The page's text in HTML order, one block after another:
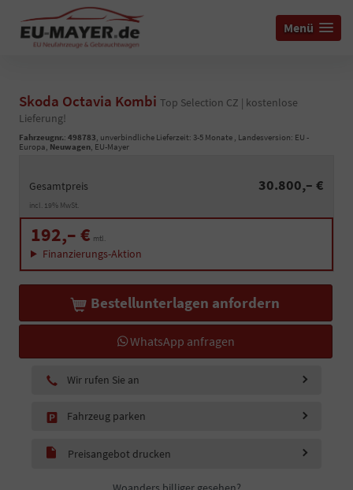
Menü
Skoda Octavia Kombi Top Selection CZ | kostenlose
Lieferung!
Fahrzeugnr.: 498783, unverbindliche Lieferzeit: 3-5 Monate , Landesversion: EU -
Europa, Neuwagen, EU-Mayer
Gesamtpreis 30.800,– €
incl. 19% MwSt.
192,– € mtl.
Finanzierungs-Aktion
WhatsApp anfragen
Bestellunterlagen anfordern
Wir rufen Sie an
Fahrzeug parken
Preisangebot drucken